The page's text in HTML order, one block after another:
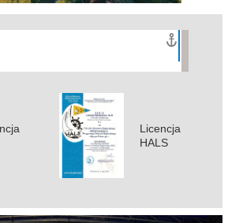
Licencja
HALS